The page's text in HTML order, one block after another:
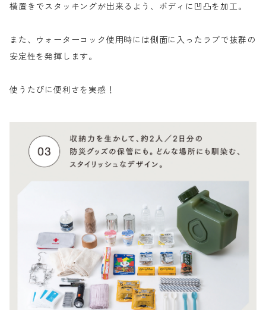
横置きでスタッキングが出来るよう、ボディに凹凸を加工。
また、ウォーターコック使用時には側面に入ったラブで抜群の
安定性を発揮します。
使うたびに便利さを実感！